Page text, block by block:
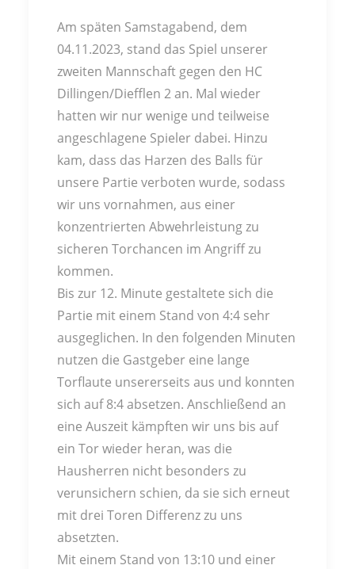
Am späten Samstagabend, dem
04.11.2023, stand das Spiel unserer
zweiten Mannschaft gegen den HC
Dillingen/Diefflen 2 an. Mal wieder
hatten wir nur wenige und teilweise
angeschlagene Spieler dabei. Hinzu
kam, dass das Harzen des Balls für
unsere Partie verboten wurde, sodass
wir uns vornahmen, aus einer
konzentrierten Abwehrleistung zu
sicheren Torchancen im Angriff zu
kommen.
Bis zur 12. Minute gestaltete sich die
Partie mit einem Stand von 4:4 sehr
ausgeglichen. In den folgenden Minuten
nutzen die Gastgeber eine lange
Torflaute unsererseits aus und konnten
sich auf 8:4 absetzen. Anschließend an
eine Auszeit kämpften wir uns bis auf
ein Tor wieder heran, was die
Hausherren nicht besonders zu
verunsichern schien, da sie sich erneut
mit drei Toren Differenz zu uns
absetzten.
Mit einem Stand von 13:10 und einer